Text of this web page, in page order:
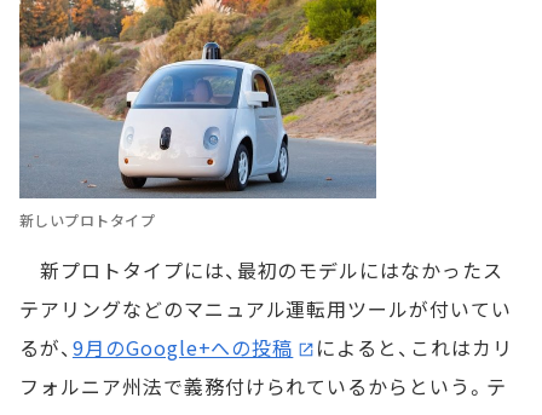
新しいプロトタイプ
新プロトタイプには、最初のモデルにはなかったス
テアリングなどのマニュアル運転用ツールが付いてい
るが、 9月のGoogle+への投稿
によると、これはカリ
フォルニア州法で義務付けられているからという。テ